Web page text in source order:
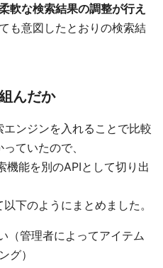
軟な検索結果の調整が行え
も意図したとおりの検索結
んだか
ンジンを入れることで比較
ていたので、
能を別のAPIとして切り出
下のようにまとめました。
（管理者によってアイテム
グ）